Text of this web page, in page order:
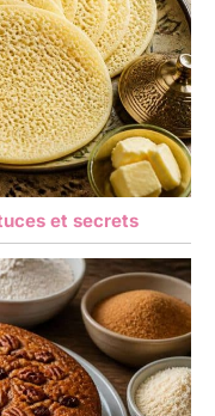
et secrets